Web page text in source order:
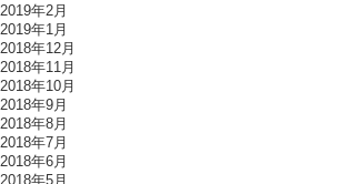
2019年2月
2019年1月
2018年12月
2018年11月
2018年10月
2018年9月
2018年8月
2018年7月
2018年6月
2018年5月